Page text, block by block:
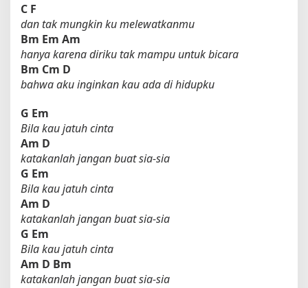
C F
dan tak mungkin ku melewatkanmu
Bm Em Am
hanya karena diriku tak mampu untuk bicara
Bm Cm D
bahwa aku inginkan kau ada di hidupku
G Em
Bila kau jatuh cinta
Am D
katakanlah jangan buat sia-sia
G Em
Bila kau jatuh cinta
Am D
katakanlah jangan buat sia-sia
G Em
Bila kau jatuh cinta
Am D Bm
katakanlah jangan buat sia-sia